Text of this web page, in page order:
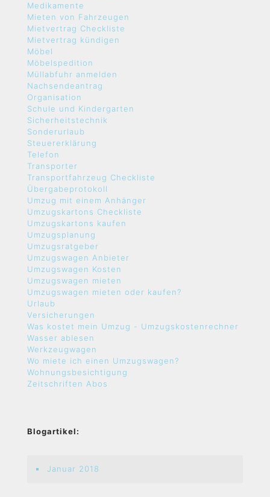
Medikamente
Mieten von Fahrzeugen
Mietvertrag Checkliste
Mietvertrag kündigen
Möbel
Möbelspedition
Müllabfuhr anmelden
Nachsendeantrag
Organisation
Schule und Kindergarten
Sicherheitstechnik
Sonderurlaub
Steuererklärung
Telefon
Transporter
Transportfahrzeug Checkliste
Übergabeprotokoll
Umzug mit einem Anhänger
Umzugskartons Checkliste
Umzugskartons kaufen
Umzugsplanung
Umzugsratgeber
Umzugswagen Anbieter
Umzugswagen Kosten
Umzugswagen mieten
Umzugswagen mieten oder kaufen?
Urlaub
Versicherungen
Was kostet mein Umzug - Umzugskostenrechner
Wasser ablesen
Werkzeugwagen
Wo miete ich einen Umzugswagen?
Wohnungsbesichtigung
Zeitschriften Abos
Blogartikel:
Januar 2018